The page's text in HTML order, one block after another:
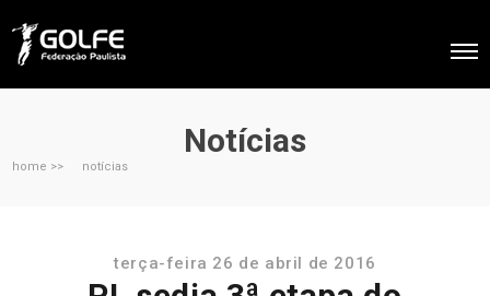
Notícias
home >> notícias
terça-feira 26 de abril de 2016